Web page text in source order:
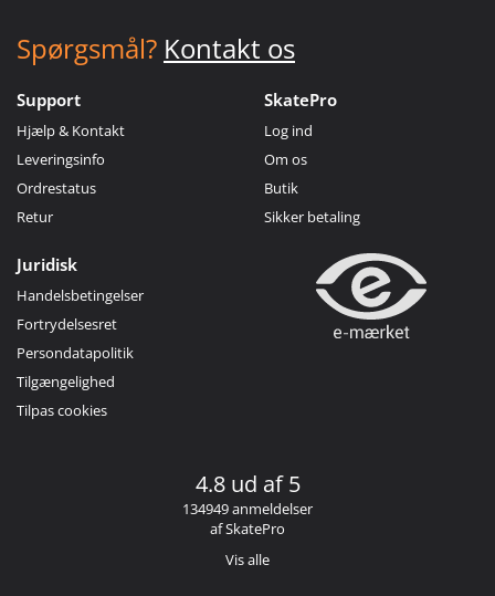
Spørgsmål? Kontakt os
Support
Hjælp & Kontakt
Leveringsinfo
Ordrestatus
Retur
SkatePro
Log ind
Om os
Butik
Sikker betaling
Juridisk
Handelsbetingelser
Fortrydelsesret
Persondatapolitik
Tilgængelighed
Tilpas cookies
4.8 ud af 5
134949 anmeldelser
af SkatePro
Vis alle